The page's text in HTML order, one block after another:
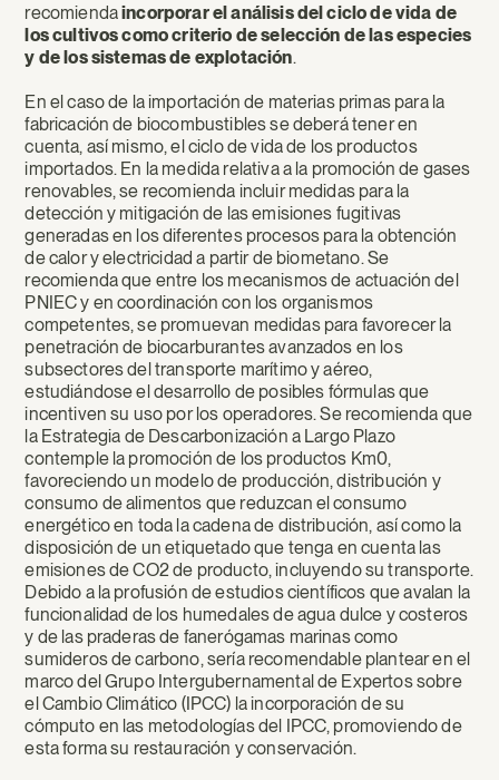
recomiendaincorporar el análisis del ciclo de vida de
los cultivos como criterio de selección de las especies
y de los sistemas de explotación.
En el caso de la importación de materias primas para la
fabricación de biocombustibles se deberá tener en
cuenta, así mismo, el ciclo de vida de los productos
importados. En la medida relativa a la promoción de gases
renovables, se recomienda incluir medidas para la
detección y mitigación de las emisiones fugitivas
generadas en los diferentes procesos para la obtención
de calor y electricidad a partir de biometano. Se
recomienda que entre los mecanismos de actuación del
PNIEC y en coordinación con los organismos
competentes, se promuevan medidas para favorecer la
penetración de biocarburantes avanzados en los
subsectores del transporte marítimo y aéreo,
estudiándose el desarrollo de posibles fórmulas que
incentiven su uso por los operadores. Se recomienda que
la Estrategia de Descarbonización a Largo Plazo
contemple la promoción de los productos Km0,
favoreciendo un modelo de producción, distribución y
consumo de alimentos que reduzcan el consumo
energético en toda la cadena de distribución, así como la
disposición de un etiquetado que tenga en cuenta las
emisiones de CO2 de producto, incluyendo su transporte.
Debido a la profusión de estudios científicos que avalan la
funcionalidad de los humedales de agua dulce y costeros
y de las praderas de fanerógamas marinas como
sumideros de carbono, sería recomendable plantear en el
marco del Grupo Intergubernamental de Expertos sobre
el Cambio Climático (IPCC) la incorporación de su
cómputo en las metodologías del IPCC, promoviendo de
esta forma su restauración y conservación.